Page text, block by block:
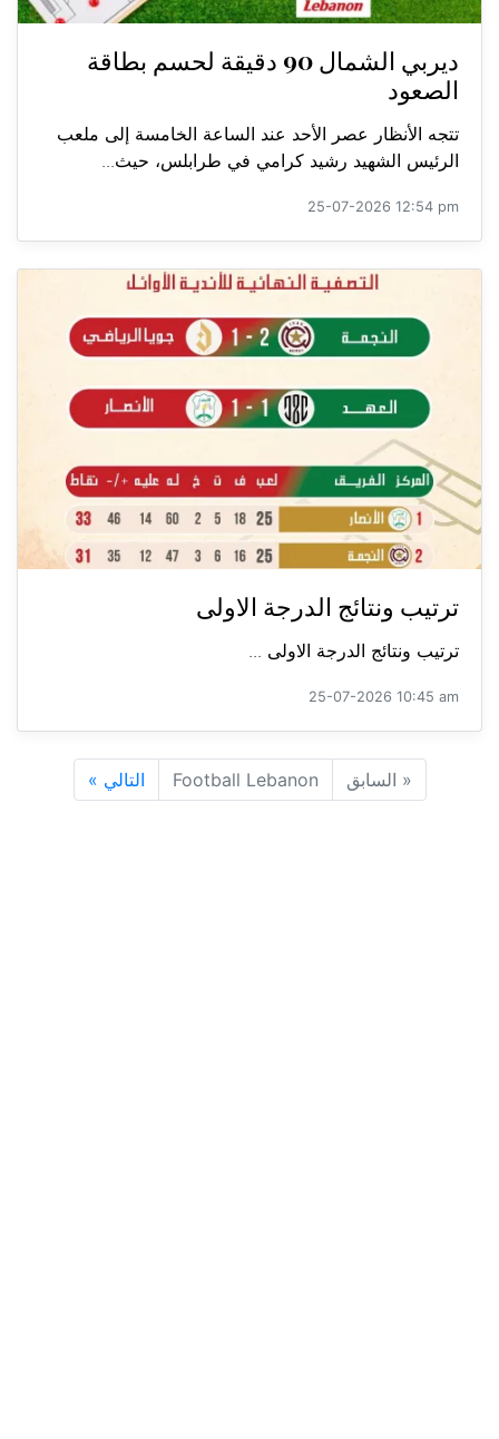
ديربي الشمال 90 دقيقة لحسم بطاقة
الصعود
تتجه الأنظار عصر الأحد عند الساعة الخامسة إلى ملعب
الرئيس الشهيد رشيد كرامي في طرابلس، حيث...
25-07-2026 12:54 pm
ترتيب ونتائج الدرجة الاولى
ترتيب ونتائج الدرجة الاولى ...
25-07-2026 10:45 am
« السابق Football Lebanon التالي »